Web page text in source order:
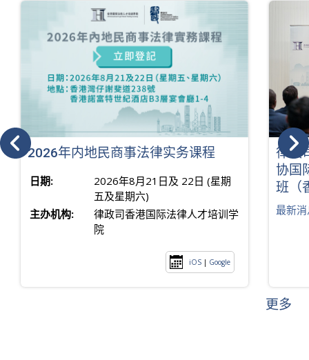
2026年内地民商事法律实务课程
日期:
2026年8月21日及 22日 (星期
五及星期六)
主办机构:
律政司香港国际法律人才培训学
院
iOS | Google
律政
协国
班（
最新
更多